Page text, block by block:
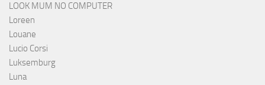
LOOK MUM NO COMPUTER
Loreen
Louane
Lucio Corsi
Luksemburg
Luna